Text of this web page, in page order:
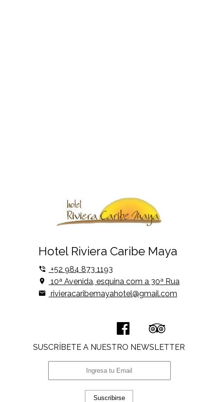
Hotel Riviera Caribe Maya
+52 984 873 1193
10ª Avenida, esquina com a 30ª Rua
rivieracaribemayahotel@gmail.com
SUSCRÍBETE A NUESTRO NEWSLETTER
Suscribirse